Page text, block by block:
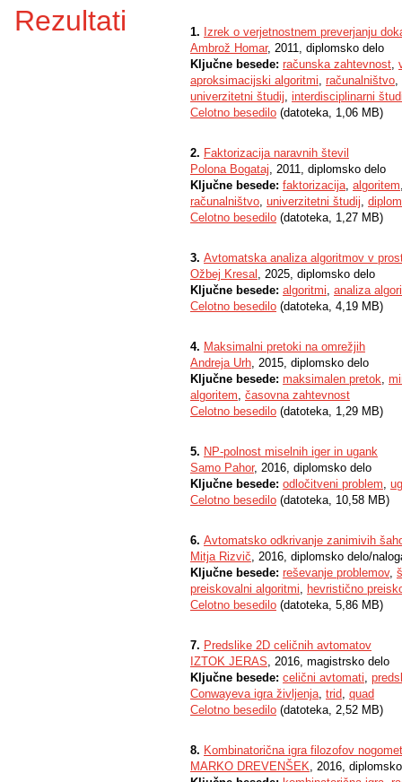
Rezultati 1. Izrek o verjetnostnem preverjanju
Ambrož Homar, 2011, diplomsko delo
Ključne besede: računska zahtevnost,
aproksimacijski algoritmi, računalništvo,
univerzitetni študij, interdisciplinarni
Celotno besedilo (datoteka, 1,06 MB)
2. Faktorizacija naravnih števil
Polona Bogataj, 2011, diplomsko delo
Ključne besede: faktorizacija, algoritem
računalništvo, univerzitetni študij,
Celotno besedilo (datoteka, 1,27 MB)
3. Avtomatska analiza algoritmov v
Ožbej Kresal , 2025, diplomsko delo
Ključne besede: algoritmi, analiza
Celotno besedilo (datoteka, 4,19 MB)
4. Maksimalni pretoki na omrežjih
Andreja Urh, 2015, diplomsko delo
Ključne besede: maksimalen pretok,
algoritem, časovna zahtevnost
Celotno besedilo (datoteka, 1,29 MB)
5. NP-polnost miselnih iger in ugank
Samo Pahor, 2016, diplomsko delo
Ključne besede: odločitveni problem,
Celotno besedilo (datoteka, 10,58 MB)
6. Avtomatsko odkrivanje zanimivih
Mitja Rizvič, 2016, diplomsko delo/
Ključne besede: reševanje problemov,
preiskovalni algoritmi, hevristično
Celotno besedilo (datoteka, 5,86 MB)
7. Predslike 2D celičnih avtomatov
IZTOK JERAS, 2016, magistrsko delo
Ključne besede: celični avtomati,
Conwayeva igra življenja, trid, quad
Celotno besedilo (datoteka, 2,52 MB)
8. Kombinatorična igra filozofov nogomet
MARKO DREVENŠEK, 2016,